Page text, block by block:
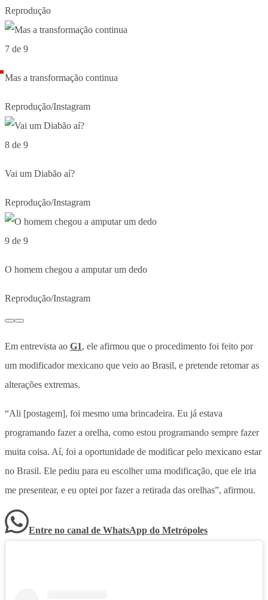
Reprodução
7 de 9
Mas a transformação continua
Reprodução/Instagram
8 de 9
Vai um Diabão aí?
Reprodução/Instagram
9 de 9
O homem chegou a amputar um dedo
Reprodução/Instagram
Em entrevista ao G1, ele afirmou que o procedimento foi feito por
um modificador mexicano que veio ao Brasil, e pretende retomar as
alterações extremas.
“Ali [postagem], foi mesmo uma brincadeira. Eu já estava
programando fazer a orelha, como estou programando sempre fazer
muita coisa. Aí, foi a oportunidade de modificar pelo mexicano estar
no Brasil. Ele pediu para eu escolher uma modificação, que ele iria
me presentear, e eu optei por fazer a retirada das orelhas”, afirmou.
Entre no canal de WhatsApp do Metrópoles